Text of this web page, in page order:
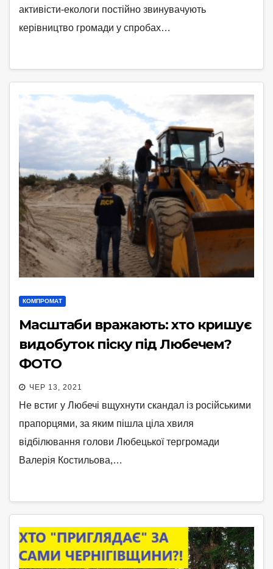
активісти-екологи постійно звинувачують
керівництво громади у спробах…
КОМПРОМАТ
Масштаби вражають: хто кришує
видобуток піску під Любечем?
ФОТО
ЧЕР 13, 2021
Не встиг у Любечі вщухнути скандал із російськими
прапорцями, за яким пішла ціла хвиля
відбілювання голови Любецької тергромади
Валерія Костильова,…